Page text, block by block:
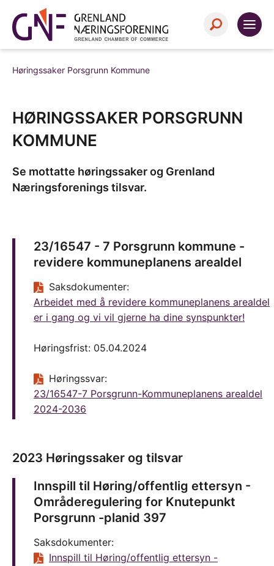
Høringssaker Porsgrunn Kommune
HØRINGSSAKER PORSGRUNN
KOMMUNE
Se mottatte høringssaker og Grenland
Næringsforenings tilsvar.
23/16547 - 7 Porsgrunn kommune -
revidere kommuneplanens arealdel
Saksdokumenter:
Arbeidet med å revidere kommuneplanens arealdel
er i gang og vi vil gjerne ha dine synspunkter!
Høringsfrist: 05.04.2024
Høringssvar:
23/16547-7 Porsgrunn-Kommuneplanens arealdel
2024-2036
2023 Høringssaker og tilsvar
Innspill til Høring/offentlig ettersyn -
Områderegulering for Knutepunkt
Porsgrunn -planid 397
Saksdokumenter:
Innspill til Høring/offentlig ettersyn -